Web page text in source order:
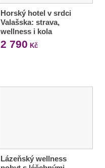
Horský hotel v srdci
Valašska: strava,
wellness i kola
2 790 Kč
Lázeňský wellness